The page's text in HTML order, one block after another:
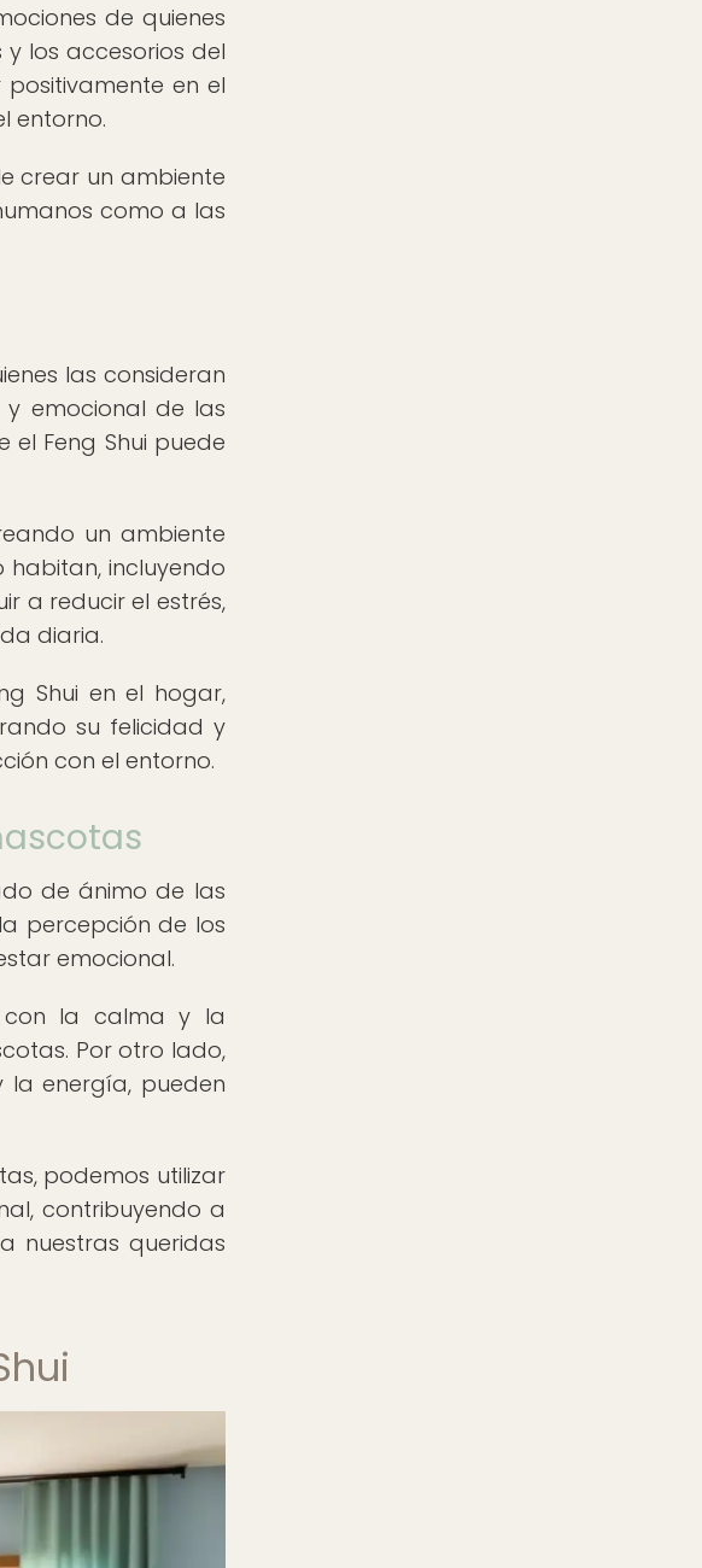
de quienes
los accesorios del
en el
entorno.
crear un ambiente
como a las
las consideran
emocional de las
Feng Shui puede
un ambiente
incluyendo
a reducir el estrés,
diaria.
Shui en el hogar,
su felicidad y
con el entorno.
de ánimo de las
percepción de los
emocional.
con la calma y la
Por otro lado,
energía, pueden
podemos utilizar
contribuyendo a
nuestras queridas